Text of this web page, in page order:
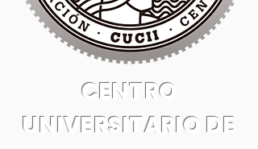
CENTRO
UNIVERSITARIO DE